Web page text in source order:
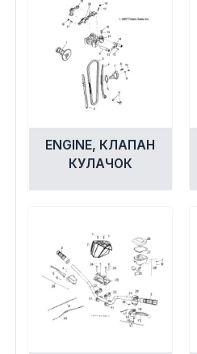
ENGINE, КЛАПАН
КУЛАЧОК